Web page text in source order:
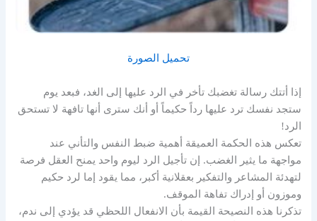
تحميل الصورة
إذا أتتك رسالة تغضبك تأخر في الرد عليها إلى الغد، فبعد يوم
ستجد نفسك ترد عليها رداً حكيماً أو أنك سترى أنها تافهة لا تستحق
الرد!
تعكس هذه الحكمة العميقة أهمية ضبط النفس والتأني عند
مواجهة ما يثير الغضب. إن تأجيل الرد ليوم واحد يمنح العقل فرصة
لتهدئة المشاعر والتفكير بعقلانية أكبر، مما يقود إما لرد حكيم
وموزون أو إدراك تفاهة الموقف.
تذكرنا هذه النصيحة القيمة بأن الانفعال اللحظي قد يؤدي إلى ندم،